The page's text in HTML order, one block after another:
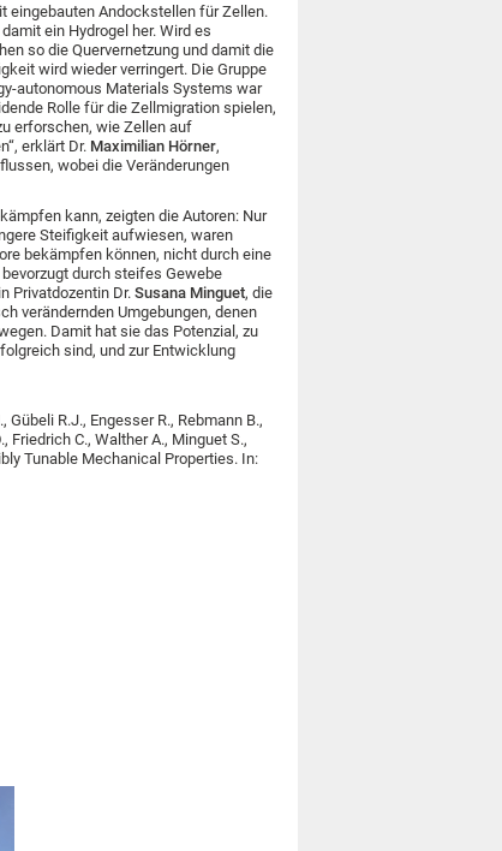
eingebauten Andockstellen für Zellen.
ein Hydrogel her. Wird es
so die Quervernetzung und damit die
wird wieder verringert. Die Gruppe
autonomous Materials Systems war
Rolle für die Zellmigration spielen,
erforschen, wie Zellen auf
erklärt Dr. Maximilian Hörner,
wobei die Veränderungen
kann, zeigten die Autoren: Nur
Steifigkeit aufwiesen, waren
bekämpfen können, nicht durch eine
durch steifes Gewebe
Privatdozentin Dr. Susana Minguet, die
verändernden Umgebungen, denen
Damit hat sie das Potenzial, zu
sind, und zur Entwicklung
Gübeli R.J., Engesser R., Rebmann B.,
Friedrich C., Walther A., Minguet S.,
Tunable Mechanical Properties. In: